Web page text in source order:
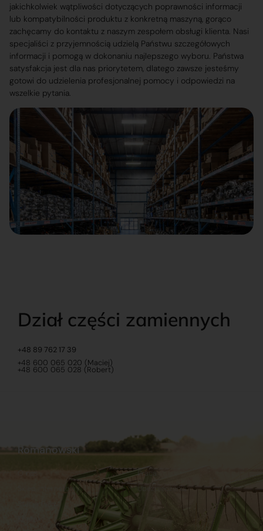
jakichkolwiek wątpliwości dotyczących poprawności informacji
lub kompatybilności produktu z konkretną maszyną, gorąco
zachęcamy do kontaktu z naszym zespołem obsługi klienta. Nasi
specjaliści z przyjemnością udzielą Państwu szczegółowych
informacji i pomogą w dokonaniu najlepszego wyboru. Państwa
satysfakcja jest dla nas priorytetem, dlatego zawsze jesteśmy
gotowi do udzielenia profesjonalnej pomocy i odpowiedzi na
wszelkie pytania.
Dział części zamiennych
+48 89 762 17 39
+48 600 065 020 (Maciej)
+48 600 065 028 (Robert)
Romanowski
Sklep internetowy
Praca
Ubezpieczenia